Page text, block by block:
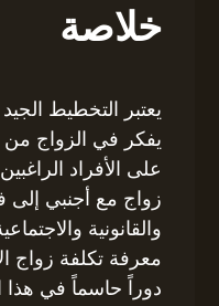
خلاصة
يعتبر التخطيط
يفكر في الزواج
على الأفراد
زواج مع أجنبي إلى
والقانونية
معرفة تكلفة زواج
دوراً حاسماً في هذا